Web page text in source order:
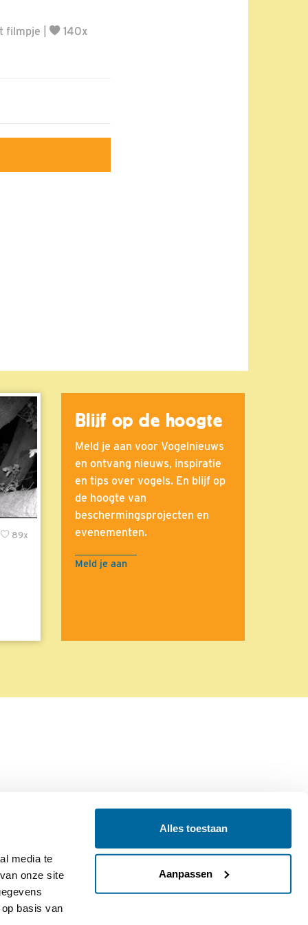
media te
onze site
basis van
Alles toestaan
Aanpassen
filmpje 140x
89x
Blijf op de hoogte
Meld je aan voor Vogelnieuws
en ontvang nieuws, inspiratie
en tips over vogels. En blijf op
de hoogte van
beschermingsprojecten en
evenementen.
Meld je aan
Colofon